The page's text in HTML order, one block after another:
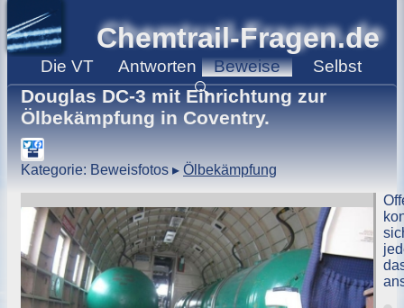
Chemtrail-Fragen.de
Die VT Antworten Beweise
Selbst
🔍
Douglas DC-3 mit Einrichtung zur
Ölbekämpfung in Coventry.
Kategorie: Beweisfotos ▸ Ölbekämpfung